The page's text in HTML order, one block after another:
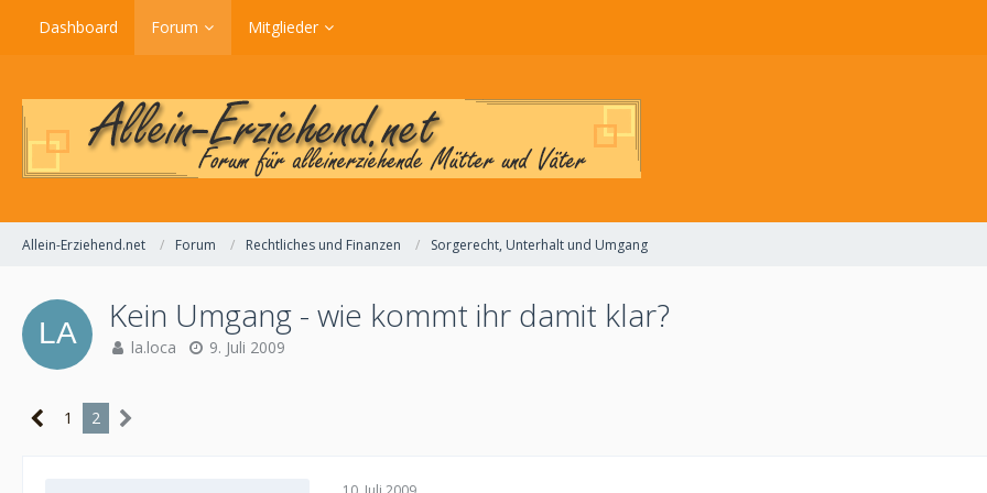
Dashboard Forum Mitglieder
Allein-Erziehend.net Forum Rechtliches und Finanzen Sorgerecht, Unterhalt und Umgang
Kein Umgang - wie kommt ihr damit klar?
la.loca 9. Juli 2009
1 2